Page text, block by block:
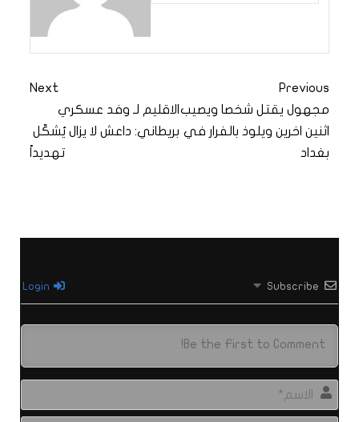
Previous
مجهول يقتل شخصا ويصيب
اثنين اخرين ويلوذ بالفرار في
بغداد
Next
الاقليم لـ وفد عسكري
بريطاني: داعش لا يزال يُشكّل
تهديداً
Subscribe